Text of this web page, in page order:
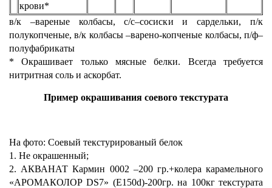
крови*
в/к –вареные колбасы, с/с–сосиски и сардельки, п/к
полукопченые, в/к колбасы –варено-копченые колбасы, п/ф–
полуфабрикаты
* Окрашивает только мясные белки. Всегда требуется
нитритная соль и аскорбат.
Пример окрашивания соевого текстурата
На фото: Соевый текстурированый белок
1. Не окрашенный;
2. АКВАНАТ Кармин 0002 –200 гр.+колера карамельного
«АРОМАКОЛОР DS7» (Е150d)-200гр. на 100кг текстурата